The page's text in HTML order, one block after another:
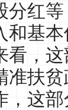
分红
和基
看，
准扶
，这